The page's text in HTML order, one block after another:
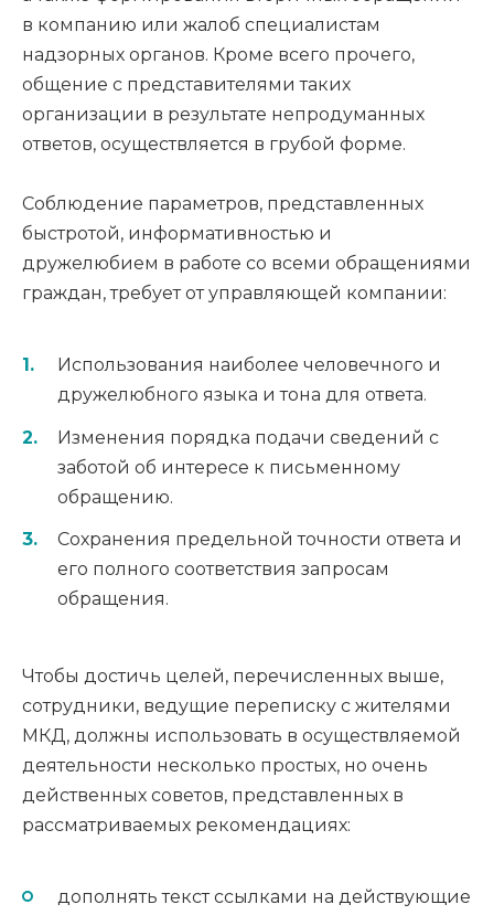
в компанию или жалоб специалистам
надзорных органов. Кроме всего прочего,
общение с представителями таких
организации в результате непродуманных
ответов, осуществляется в грубой форме.
Соблюдение параметров, представленных
быстротой, информативностью и
дружелюбием в работе со всеми обращениями
граждан, требует от управляющей компании:
Использования наиболее человечного и
дружелюбного языка и тона для ответа.
Изменения порядка подачи сведений с
заботой об интересе к письменному
обращению.
Сохранения предельной точности ответа и
его полного соответствия запросам
обращения.
Чтобы достичь целей, перечисленных выше,
сотрудники, ведущие переписку с жителями
МКД, должны использовать в осуществляемой
деятельности несколько простых, но очень
действенных советов, представленных в
рассматриваемых рекомендациях:
дополнять текст ссылками на действующие